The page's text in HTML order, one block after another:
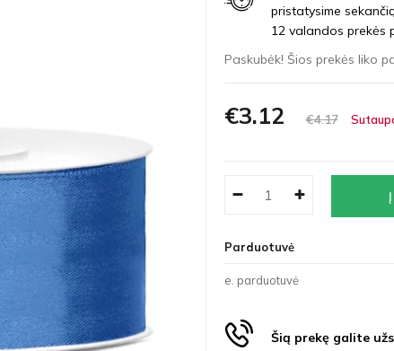
pristatysime
12 valandos prekės
Paskubėk! Šios prekės liko
€3 12 €417
Parduotuvė
e. parduotuvė
Šią prekę galite